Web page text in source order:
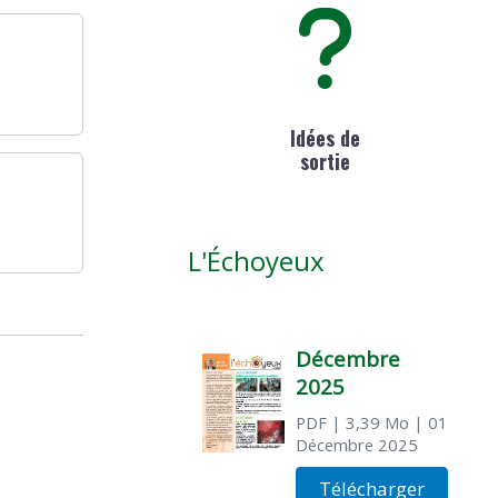
Idées de
sortie
L'Échoyeux
Décembre
2025
PDF| 3,39 Mo | 01
Décembre 2025
Télécharger